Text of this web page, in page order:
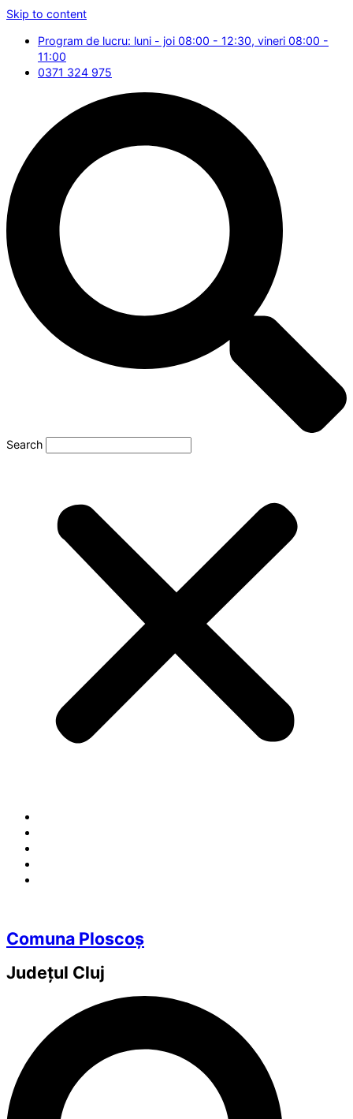
Skip to content
Program de lucru: luni - joi 08:00 - 12:30, vineri 08:00 -
11:00
0371 324 975
Search
Comuna Ploscoș
Județul Cluj